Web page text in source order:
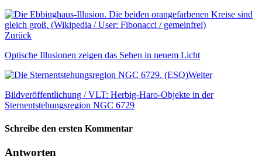
Zurück
Optische Illusionen zeigen das Sehen in neuem Licht
Weiter
Bildveröffentlichung / VLT: Herbig-Haro-Objekte in der
Sternentstehungsregion NGC 6729
Schreibe den ersten Kommentar
Antworten